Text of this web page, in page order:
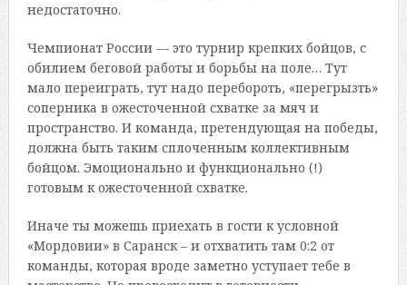
недостаточно.
Чемпионат России — это турнир крепких бойцов, с
обилием беговой работы и борьбы на поле… Тут
мало переиграть, тут надо перебороть, «перегрызть»
соперника в ожесточенной схватке за мяч и
пространство. И команда, претендующая на победы,
должна быть таким сплоченным коллективным
бойцом. Эмоционально и функционально (!)
готовым к ожесточенной схватке.
Иначе ты можешь приехать в гости к условной
«Мордовии» в Саранск – и отхватить там 0:2 от
команды, которая вроде заметно уступает тебе в